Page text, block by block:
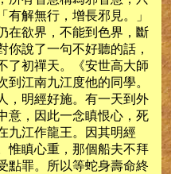
解無行，增長邪見。」
在欲界，不能到色界，斷
你說了一句不好聽的話，
了初禪天。《安世高大師
江南九江度他的同學。
，明經好施。有一天到外
意，因此一念瞋恨心，死
九江作龍王。因其明經
惟瞋心重，那個船夫不拜
點罪。所以等蛇身壽命終